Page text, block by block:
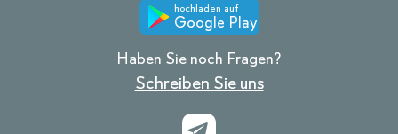
hochladen auf
Google Play
Haben Sie noch Fragen?
Schreiben Sie uns